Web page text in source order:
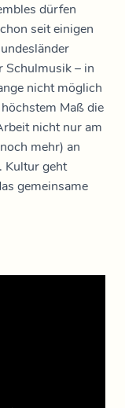
dürfen
seit einigen
Schulmusik – in
nicht möglich
Maß die
nicht nur am
mehr) an
Kultur geht
gemeinsame